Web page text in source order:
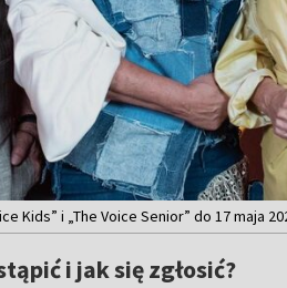
Kids” i „The Voice Senior” do 17 maja
i jak się zgłosić?